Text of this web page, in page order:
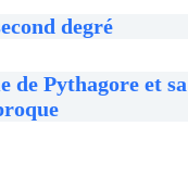
degré
de Pythagore et sa